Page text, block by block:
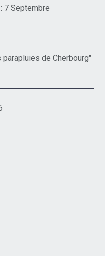
7 Septembre
de Cherbourg"